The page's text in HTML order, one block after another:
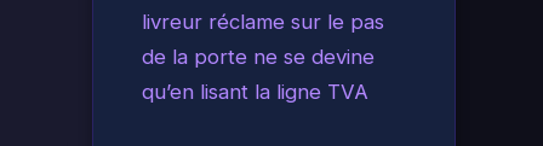
livreur réclame sur le pas
de la porte ne se devine
qu’en lisant la ligne TVA